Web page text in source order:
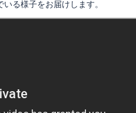
る様子をお届けします。